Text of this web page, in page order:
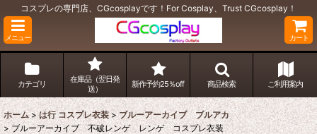
コスプレの専門店、CGcosplayです！For Cosplay、Trust CGcosplay！
メニュー カート
カテゴリ
在庫品（翌日発
送）
新作予約25％off 商品検索 ご利用案内
ホーム > は行 コスプレ衣装 > ブルーアーカイブ ブルアカ
> ブルーアーカイブ 不破レンゲ レンゲ コスプレ衣装